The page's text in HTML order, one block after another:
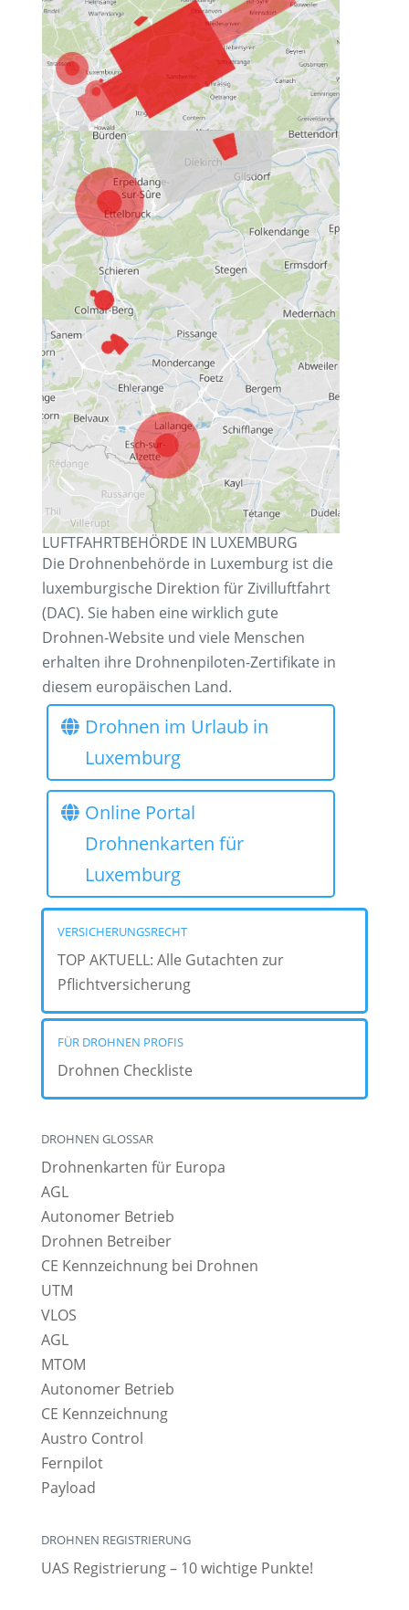
LUFTFAHRTBEHÖRDE IN LUXEMBURG
Die Drohnenbehörde in Luxemburg ist die
luxemburgische Direktion für Zivilluftfahrt
(DAC). Sie haben eine wirklich gute
Drohnen-Website und viele Menschen
erhalten ihre Drohnenpiloten-Zertifikate in
diesem europäischen Land.
Drohnen im Urlaub in
Luxemburg
Online Portal
Drohnenkarten für
Luxemburg
VERSICHERUNGSRECHT
TOP AKTUELL: Alle Gutachten zur
Pflichtversicherung
FÜR DROHNEN PROFIS
Drohnen Checkliste
DROHNEN GLOSSAR
Drohnenkarten für Europa
AGL
Autonomer Betrieb
Drohnen Betreiber
CE Kennzeichnung bei Drohnen
UTM
VLOS
AGL
MTOM
Autonomer Betrieb
CE Kennzeichnung
Austro Control
Fernpilot
Payload
DROHNEN REGISTRIERUNG
UAS Registrierung – 10 wichtige Punkte!